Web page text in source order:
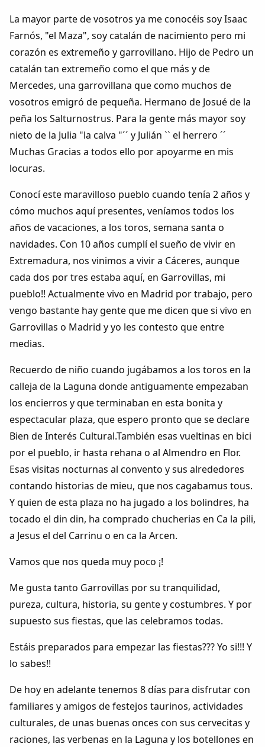
Dichos
Cancionero Local
Apodos
Peñas
La palra
La mayor parte de vosotros ya me conocéis soy Isaac
Farnós, "el Maza", soy catalán de nacimiento pero mi
corazón es extremeño y garrovillano. Hijo de Pedro un
catalán tan extremeño como el que más y de
Mercedes, una garrovillana que como muchos de
vosotros emigró de pequeña. Hermano de Josué de la
peña los Salturnostrus. Para la gente más mayor soy
nieto de la Julia "la calva "´´ y Julián `` el herrero ´´
Muchas Gracias a todos ello por apoyarme en mis
locuras.
Conocí este maravilloso pueblo cuando tenía 2 años y
cómo muchos aquí presentes, veníamos todos los
años de vacaciones, a los toros, semana santa o
navidades. Con 10 años cumplí el sueño de vivir en
Extremadura, nos vinimos a vivir a Cáceres, aunque
cada dos por tres estaba aquí, en Garrovillas, mi
pueblo!! Actualmente vivo en Madrid por trabajo, pero
vengo bastante hay gente que me dicen que si vivo en
Garrovillas o Madrid y yo les contesto que entre
medias.
Recuerdo de niño cuando jugábamos a los toros en la
calleja de la Laguna donde antiguamente empezaban
los encierros y que terminaban en esta bonita y
espectacular plaza, que espero pronto que se declare
Bien de Interés Cultural.También esas vueltinas en bici
por el pueblo, ir hasta rehana o al Almendro en Flor.
Esas visitas nocturnas al convento y sus alrededores
contando historias de mieu, que nos cagabamus tous.
Y quien de esta plaza no ha jugado a los bolindres, ha
tocado el din din, ha comprado chucherias en Ca la pili,
a Jesus el del Carrinu o en ca la Arcen.
Vamos que nos queda muy poco ¡!
Me gusta tanto Garrovillas por su tranquilidad,
pureza, cultura, historia, su gente y costumbres. Y por
supuesto sus fiestas, que las celebramos todas.
Estáis preparados para empezar las fiestas??? Yo si!!! Y
lo sabes!!
De hoy en adelante tenemos 8 días para disfrutar con
familiares y amigos de festejos taurinos, actividades
culturales, de unas buenas onces con sus cervecitas y
raciones, las verbenas en la Laguna y los botellones en